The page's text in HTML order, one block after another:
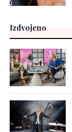
Izdvojeno